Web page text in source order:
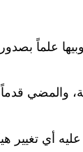
علماً
والمضي
أي تغيير